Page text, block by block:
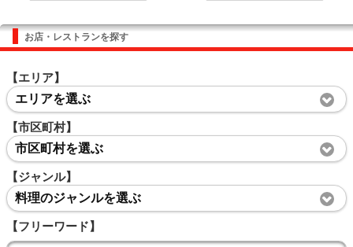
お店・レストランを探す
【エリア】
エリアを選ぶ
【市区町村】
市区町村を選ぶ
【ジャンル】
料理のジャンルを選ぶ
【フリーワード】